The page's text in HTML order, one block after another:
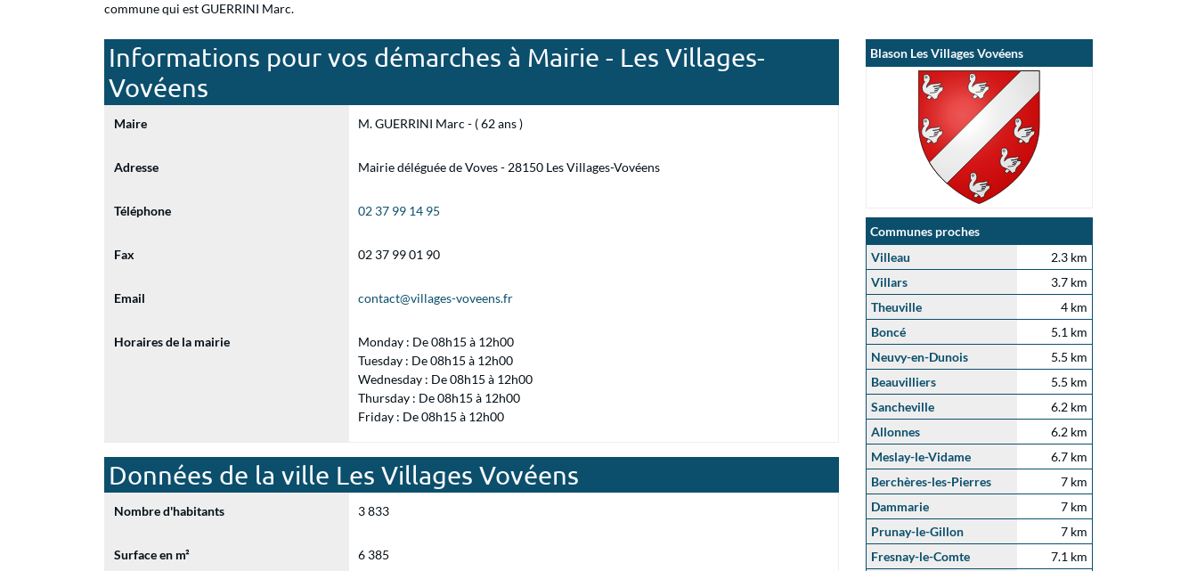
commune qui est GUERRINI Marc.
Informations pour vos démarches à Mairie - Les Villages-
Vovéens
Maire M. GUERRINI Marc - ( 62 ans )
Adresse Mairie déléguée de Voves - 28150 Les Villages-Vovéens
Téléphone 02 37 99 14 95
Fax 02 37 99 01 90
Email contact@villages-voveens.fr
Horaires de la mairie
Monday : De 08h15 à 12h00
Tuesday : De 08h15 à 12h00
Wednesday : De 08h15 à 12h00
Thursday : De 08h15 à 12h00
Friday : De 08h15 à 12h00
Données de la ville Les Villages Vovéens
Nombre d'habitants 3 833
Surface en m² 6 385
Blason Les Villages Vovéens
Communes proches
Villeau
2.3 km
Villars
3.7 km
Theuville
4 km
Boncé
5.1 km
Neuvy-en-Dunois
5.5 km
Beauvilliers
5.5 km
Sancheville
6.2 km
Allonnes
6.2 km
Meslay-le-Vidame
6.7 km
Berchères-les-Pierres
7 km
Dammarie
7 km
Prunay-le-Gillon
7 km
Fresnay-le-Comte
7.1 km